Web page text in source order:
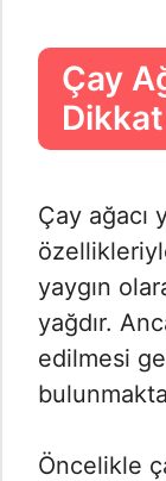
Çay
Çay ağacı
yaygın
yağdır.
edilmesi
Öncelikle